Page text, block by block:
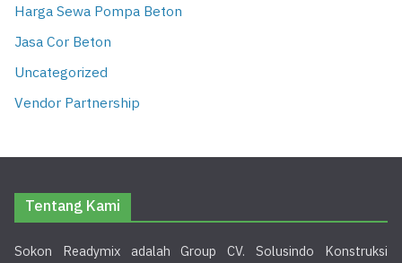
Harga Sewa Pompa Beton
Jasa Cor Beton
Uncategorized
Vendor Partnership
Tentang Kami
Sokon Readymix adalah Group CV. Solusindo Konstruksi